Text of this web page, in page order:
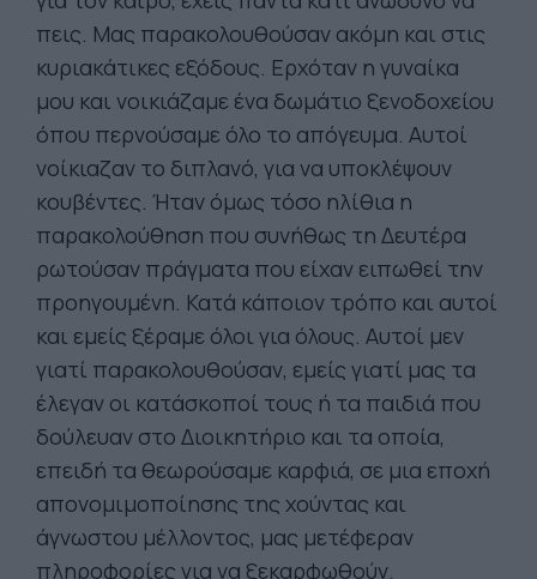
πεις. Μας παρακολουθούσαν ακόμη και στις
κυριακάτικες εξόδους. Ερχόταν η γυναίκα
μου και νοικιάζαμε ένα δωμάτιο ξενοδοχείου
όπου περνούσαμε όλο το απόγευμα. Αυτοί
νοίκιαζαν το διπλανό, για να υποκλέψουν
κουβέντες. Ήταν όμως τόσο ηλίθια η
παρακολούθηση που συνήθως τη Δευτέρα
ρωτούσαν πράγματα που είχαν ειπωθεί την
προηγουμένη. Κατά κάποιον τρόπο και αυτοί
και εμείς ξέραμε όλοι για όλους. Αυτοί μεν
γιατί παρακολουθούσαν, εμείς γιατί μας τα
έλεγαν οι κατάσκοποί τους ή τα παιδιά που
δούλευαν στο Διοικητήριο και τα οποία,
επειδή τα θεωρούσαμε καρφιά, σε μια εποχή
απονομιμοποίησης της χούντας και
άγνωστου μέλλοντος, μας μετέφεραν
πληροφορίες για να ξεκαρφωθούν.